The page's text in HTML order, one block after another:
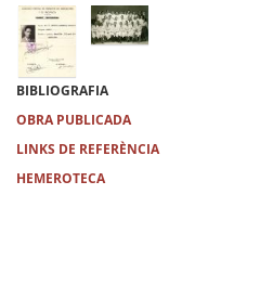
BIBLIOGRAFIA
OBRA PUBLICADA
LINKS DE REFERÈNCIA
HEMEROTECA